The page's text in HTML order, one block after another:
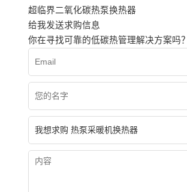
超临界二氧化碳热泵换热器
给我发送求购信息
你在寻找可靠的低碳热管理解决方案吗